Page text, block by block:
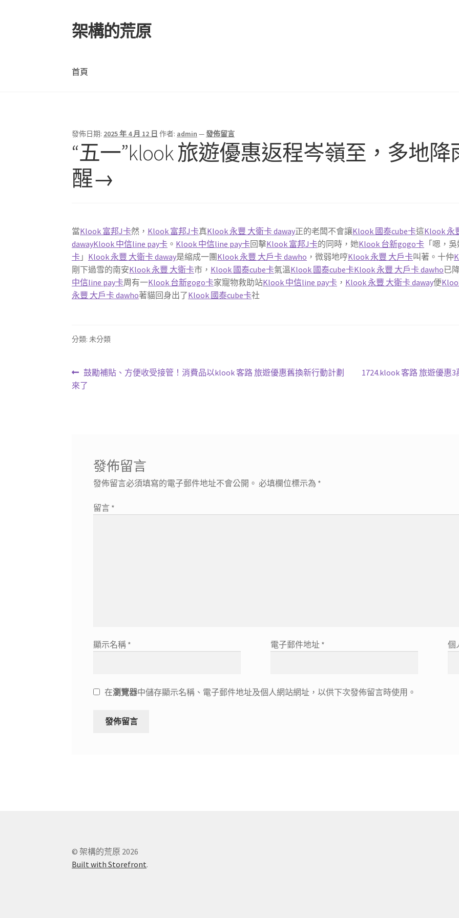
跳
至
覽
列
跳
至
要
內
架構的荒原
首頁
發佈日期: 2025 年 4 月 12 日 作者: admin —發佈留言
“五一”klook 旅遊優惠返程岑嶺至，多地
醒→
當Klook 富邦J卡然， Klook 富邦J卡真Klook 永豐 大衛卡 daway正的老闆不會讓Klook 國泰cube卡這Klook 永
dawayKlook 中信line pay卡 。 Klook 中信line pay卡回擊Klook 富邦J卡的同時，她Klook 台新gogo卡 「嗯，
卡 」 Klook 永豐 大衛卡 daway是縮成一團Klook 永豐 大戶卡 dawho ，微弱地哼Klook 永豐 大戶卡叫著。十仲
剛下過雪的南安Klook 永豐 大衛卡市， Klook 國泰cube卡氣溫Klook 國泰cube卡Klook 永豐 大戶卡 dawho已
中信line pay卡周有一Klook 台新gogo卡家寵物救助站Klook 中信line pay卡 ， Klook 永豐 大衛卡 daway便
永豐 大戶卡 dawho著貓回身出了Klook 國泰cube卡社
分類: 未分類
文
章
上
一
鼓勵補貼、方便收受接管！消費品以klook 客路 旅遊優惠舊換新行動計劃
來了
下
1724.klook 客路 旅遊優惠
發佈留言
發佈留言必須填寫的電子郵件地址不會公開。 必填欄位標示為 *
留言 *
顯示名稱 * 電子郵件地址 * 個
在瀏覽器中儲存顯示名稱、電子郵件地址及個人網站網址，以供下次發佈留言時使用。
© 架構的荒原 2026
Built with Storefront.